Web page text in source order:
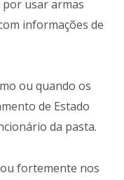
por usar armas
informações de
ou quando os
de Estado
da pasta.
fortemente nos